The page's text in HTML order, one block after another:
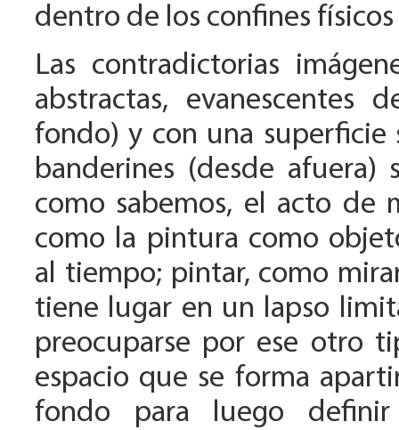
dentro de los confines
Las contradictorias
abstractas, evanescentes
fondo) y con una superficie
banderines (desde afuera)
como sabemos, el acto de
como la pintura como
al tiempo; pintar, como
tiene lugar en un lapso
preocuparse por ese otro
espacio que se forma
fondo para luego